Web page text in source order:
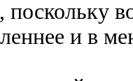
и в